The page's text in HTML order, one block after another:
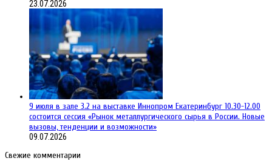
23.07.2026
9 июля в зале 3.2 на выставке Иннопром Екатеринбург 10.30-12.00
состоится сессия «Рынок металлургического сырья в России. Новые
вызовы, тенденции и возможности»
09.07.2026
Свежие комментарии